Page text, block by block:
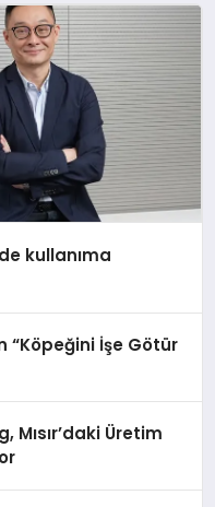
kullanıma
“Köpeğini İşe Götür
Mısır’daki Üretim